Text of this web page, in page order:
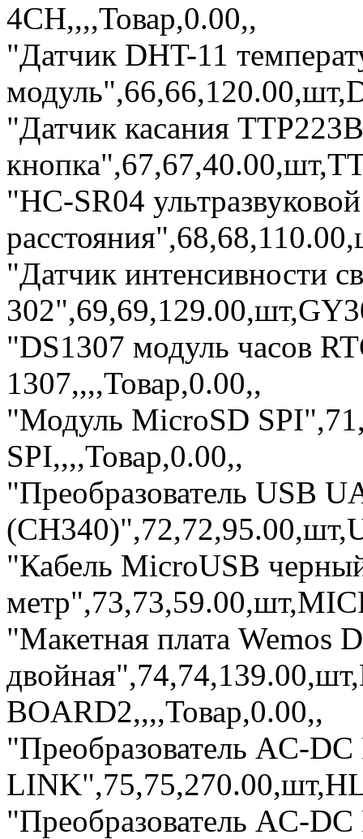
4CH,,,,Товар,0.00,,
"Датчик DHT-11
"Датчик касания
"HC-SR04
"Датчик интенсивности
"DS1307 модуль часов
1307,,,,Товар,0.00,,
"Модуль MicroSD
SPI,,,,Товар,0.00,,
"Преобразователь USB
"Кабель MicroUSB
"Макетная плата Wemos
BOARD2,,,,Товар,0.00,,
"Преобразователь AC-
"Преобразователь AC-